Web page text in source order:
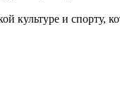
культуре и спорту,